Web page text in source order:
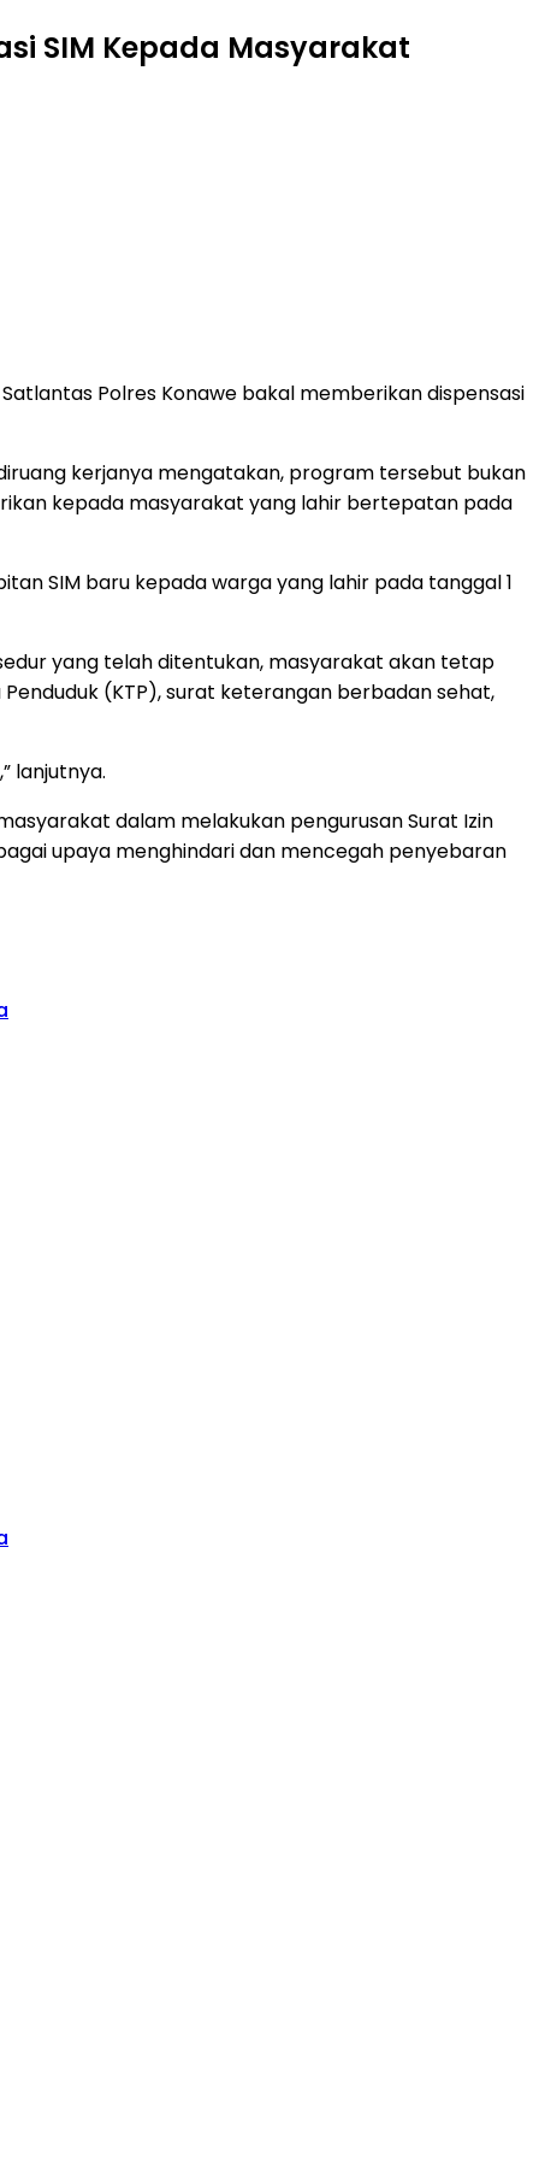
SIM Kepada Masyarakat
Polres Konawe bakal memberikan dispensasi
diruang kerjanya mengatakan, program tersebut bukan
kepada masyarakat yang lahir bertepatan pada
SIM baru kepada warga yang lahir pada tanggal 1
yang telah ditentukan, masyarakat akan tetap
(KTP), surat keterangan berbadan sehat,
lanjutnya.
dalam melakukan pengurusan Surat Izin
upaya menghindari dan mencegah penyebaran